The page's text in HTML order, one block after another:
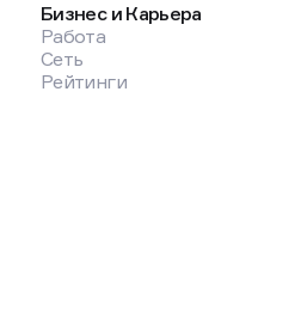
Бизнес и Карьера
Работа
Сеть
Рейтинги